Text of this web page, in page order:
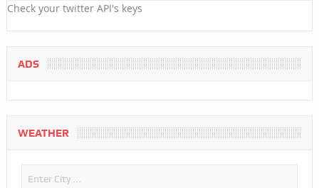
Check your twitter API's keys
ADS
WEATHER